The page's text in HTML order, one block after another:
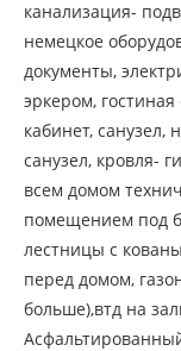
канализация-
немецкое
документы,
эркером,
кабинет, санузел,
санузел, кровля-
всем домом
помещением под
лестницы с
перед домом,
больше),втд на